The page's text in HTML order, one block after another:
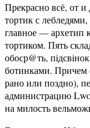
Прекрасно всё, от
тортик с
главное — архетип
тортиком. Пять
обоср@ть,
ботинками. Причем
рано или поздно),
администрацию
на милость